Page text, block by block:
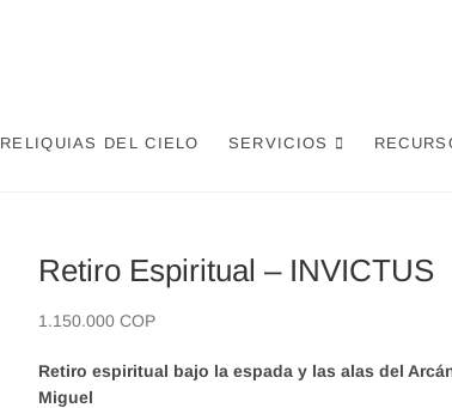
RELIQUIAS DEL CIELO SERVICIOS
Retiro Espiritual – INVICTUS
1.150.000 COP
Retiro espiritual bajo la espada y las alas del
Miguel